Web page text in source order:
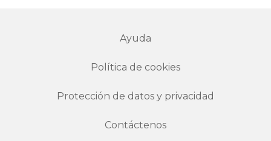
Ayuda
Política de cookies
Protección de datos y privacidad
Contáctenos